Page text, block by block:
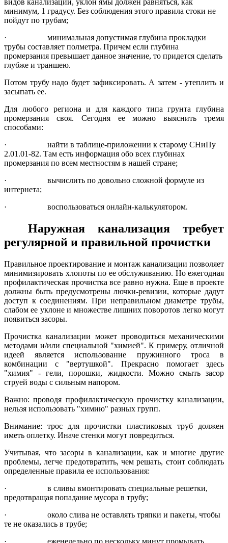
минимум, 1 градусу. Без соблюдения этого правила стоки не
пойдут по трубам;
·
минимальная допустимая глубина прокладки
трубы составляет полметра. Причем если глубина
промерзания превышает данное значение, то придется сделать
глубже и траншею.
Потом трубу надо будет зафиксировать. А затем - утеплить и
засыпать ее.
Для любого региона и для каждого типа грунта глубина
промерзания своя. Сегодня ее можно выяснить тремя
способами:
·
найти в таблице-приложении к старому СНиПу
2.01.01-82. Там есть информация обо всех глубинах
промерзания по всем местностям в нашей стране;
·
вычислить по довольно сложной формуле из
интернета;
·
воспользоваться онлайн-калькулятором.
Наружная канализация требует
регулярной и правильной прочистки
Правильное проектирование и монтаж канализации позволяет
минимизировать хлопоты по ее обслуживанию. Но ежегодная
профилактическая прочистка все равно нужна. Еще в проекте
должны быть предусмотрены лючки-ревизии, которые дадут
доступ к соединениям. При неправильном диаметре трубы,
слабом ее уклоне и множестве лишних поворотов легко могут
появиться засоры.
Прочистка канализации может проводиться механическими
методами и/или специальной "химией". К примеру, отличной
идеей является использование пружинного троса в
комбинации с "вертушкой". Прекрасно помогает здесь
"химия" - гели, порошки, жидкости. Можно смыть засор
струей воды с сильным напором.
Важно: проводя профилактическую прочистку канализации,
нельзя использовать "химию" разных групп.
Внимание: трос для прочистки пластиковых труб должен
иметь оплетку. Иначе стенки могут повредиться.
Учитывая, что засоры в канализации, как и многие другие
проблемы, легче предотвратить, чем решать, стоит соблюдать
определенные правила ее использования:
·
в сливы вмонтировать специальные решетки,
предотвращая попадание мусора в трубу;
·
около слива не оставлять тряпки и пакеты, чтобы
те не оказались в трубе;
·
еженедельно по нескольку минут промывать